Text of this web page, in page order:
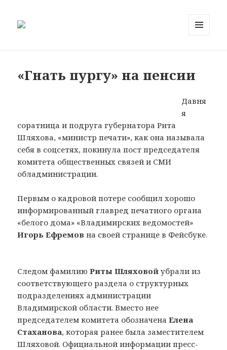
«Гнать пургу» на пенсии
Давня
я
соратница и подруга губернатора Рита
Шляхова, «министр печати», как она называла
себя в соцсетях, покинула пост председателя
комитета общественных связей и СМИ
обладминистрации.
Первым о кадровой потере сообщил хорошо
информированный главред печатного органа
«белого дома» «Владимирских ведомостей»
Игорь Ефремов на своей странице в Фейсбуке.
Следом фамилиюРиты Шляховой убрали из
соответствующего раздела о структурных
подразделениях администрации
Владимирской области. Вместо нее
председателем комитета обозначенаЕлена
Стаханова, которая ранее была заместителем
Шляховой. Официальной информации пресс-